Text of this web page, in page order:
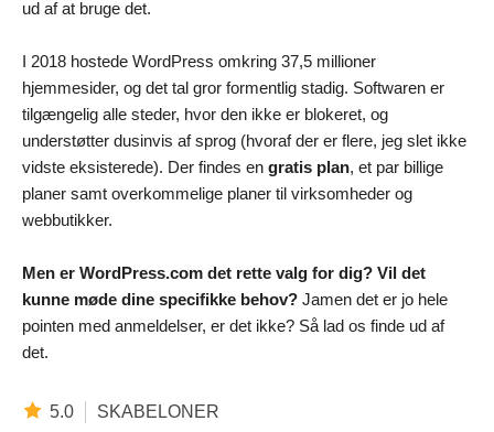
ud af at bruge det.
I 2018 hostede WordPress omkring 37,5 millioner
hjemmesider, og det tal gror formentlig stadig. Softwaren er
tilgængelig alle steder, hvor den ikke er blokeret, og
understøtter dusinvis af sprog (hvoraf der er flere, jeg slet ikke
vidste eksisterede). Der findes en gratis plan, et par billige
planer samt overkommelige planer til virksomheder og
webbutikker.
Men er WordPress.com det rette valg for dig? Vil det
kunne møde dine specifikke behov? Jamen det er jo hele
pointen med anmeldelser, er det ikke? Så lad os finde ud af
det.
5.0 SKABELONER